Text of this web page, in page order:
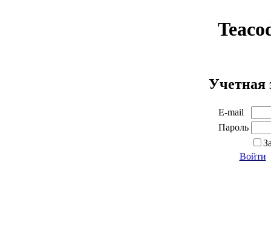
Учетная
E-mail
Пароль
Войти